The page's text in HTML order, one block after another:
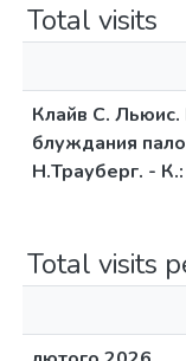
Total visits
Клайв С.
блуждания
Н.Трауберг. -
Total visits